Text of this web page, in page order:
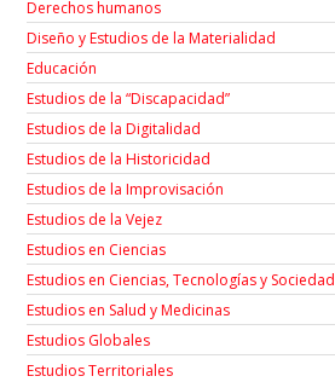
Derechos humanos
Diseño y Estudios de la Materialidad
Educación
Estudios de la “Discapacidad”
Estudios de la Digitalidad
Estudios de la Historicidad
Estudios de la Improvisación
Estudios de la Vejez
Estudios en Ciencias
Estudios en Ciencias, Tecnologías y Sociedad
Estudios en Salud y Medicinas
Estudios Globales
Estudios Territoriales